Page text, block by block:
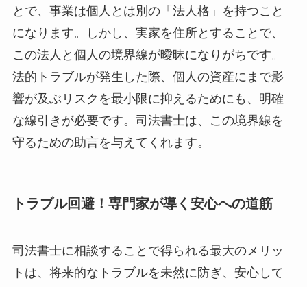
とで、事業は個人とは別の「法人格」を持つこと
になります。しかし、実家を住所とすることで、
この法人と個人の境界線が曖昧になりがちです。
法的トラブルが発生した際、個人の資産にまで影
響が及ぶリスクを最小限に抑えるためにも、明確
な線引きが必要です。司法書士は、この境界線を
守るための助言を与えてくれます。
トラブル回避！専門家が導く安心への道筋
司法書士に相談することで得られる最大のメリッ
トは、将来的なトラブルを未然に防ぎ、安心して